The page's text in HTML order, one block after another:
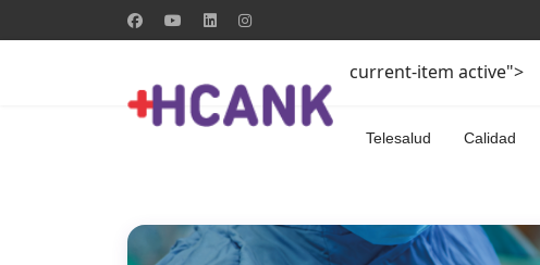
current-item active">
Telesalud Calidad